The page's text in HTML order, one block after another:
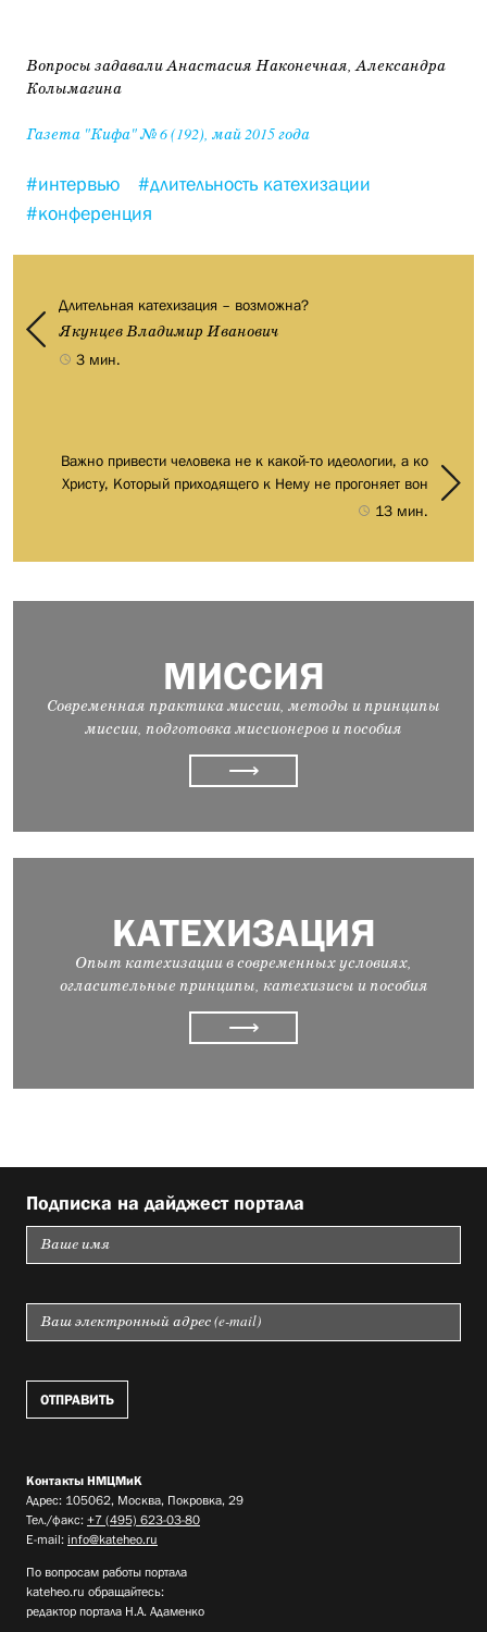
Вопросы задавали Анастасия Наконечная, Александра
Колымагина
Газета "Кифа" № 6 (192), май 2015 года
#интервью
#длительность катехизации
#конференция
Длительная катехизация – возможна?
Якунцев Владимир Иванович
3 мин.
Важно привести человека не к какой-то идеологии, а ко
Христу, Который приходящего к Нему не прогоняет вон
13 мин.
МИССИЯ
Современная практика миссии, методы и принципы
миссии, подготовка миссионеров и пособия
⟶
КАТЕХИЗАЦИЯ
Опыт катехизации в современных условиях,
огласительные принципы, катехизисы и пособия
⟶
Подписка на дайджест портала
Контакты НМЦМиК
Адрес: 105062, Москва, Покровка, 29
Тел./факс: +7 (495) 623-03-80
E-mail: info@kateheo.ru
По вопросам работы портала
kateheo.ru обращайтесь:
редактор портала Н.А. Адаменко